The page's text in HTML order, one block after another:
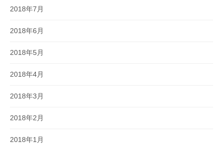
2018年7月
2018年6月
2018年5月
2018年4月
2018年3月
2018年2月
2018年1月